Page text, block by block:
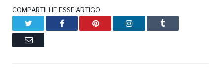
COMPARTILHE ESSE ARTIGO
Facebook Pinterest LinkedIn Tumblr
Email